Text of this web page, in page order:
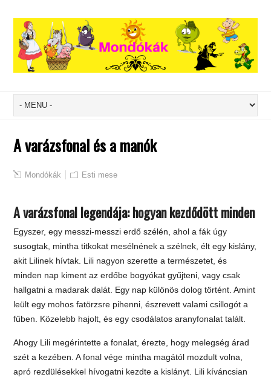
A varázsfonal és a manók
Mondókák Esti mese
A varázsfonal legendája: hogyan kezdődött minden
Egyszer, egy messzi-messzi erdő szélén, ahol a fák úgy
susogtak, mintha titkokat mesélnének a szélnek, élt egy kislány,
akit Lilinek hívtak. Lili nagyon szerette a természetet, és
minden nap kiment az erdőbe bogyókat gyűjteni, vagy csak
hallgatni a madarak dalát. Egy nap különös dolog történt. Amint
leült egy mohos fatörzsre pihenni, észrevett valami csillogót a
fűben. Közelebb hajolt, és egy csodálatos aranyfonalat talált.
Ahogy Lili megérintette a fonalat, érezte, hogy melegség árad
szét a kezében. A fonal vége mintha magától mozdult volna,
apró rezdülésekkel hívogatni kezdte a kislányt. Lili kíváncsian